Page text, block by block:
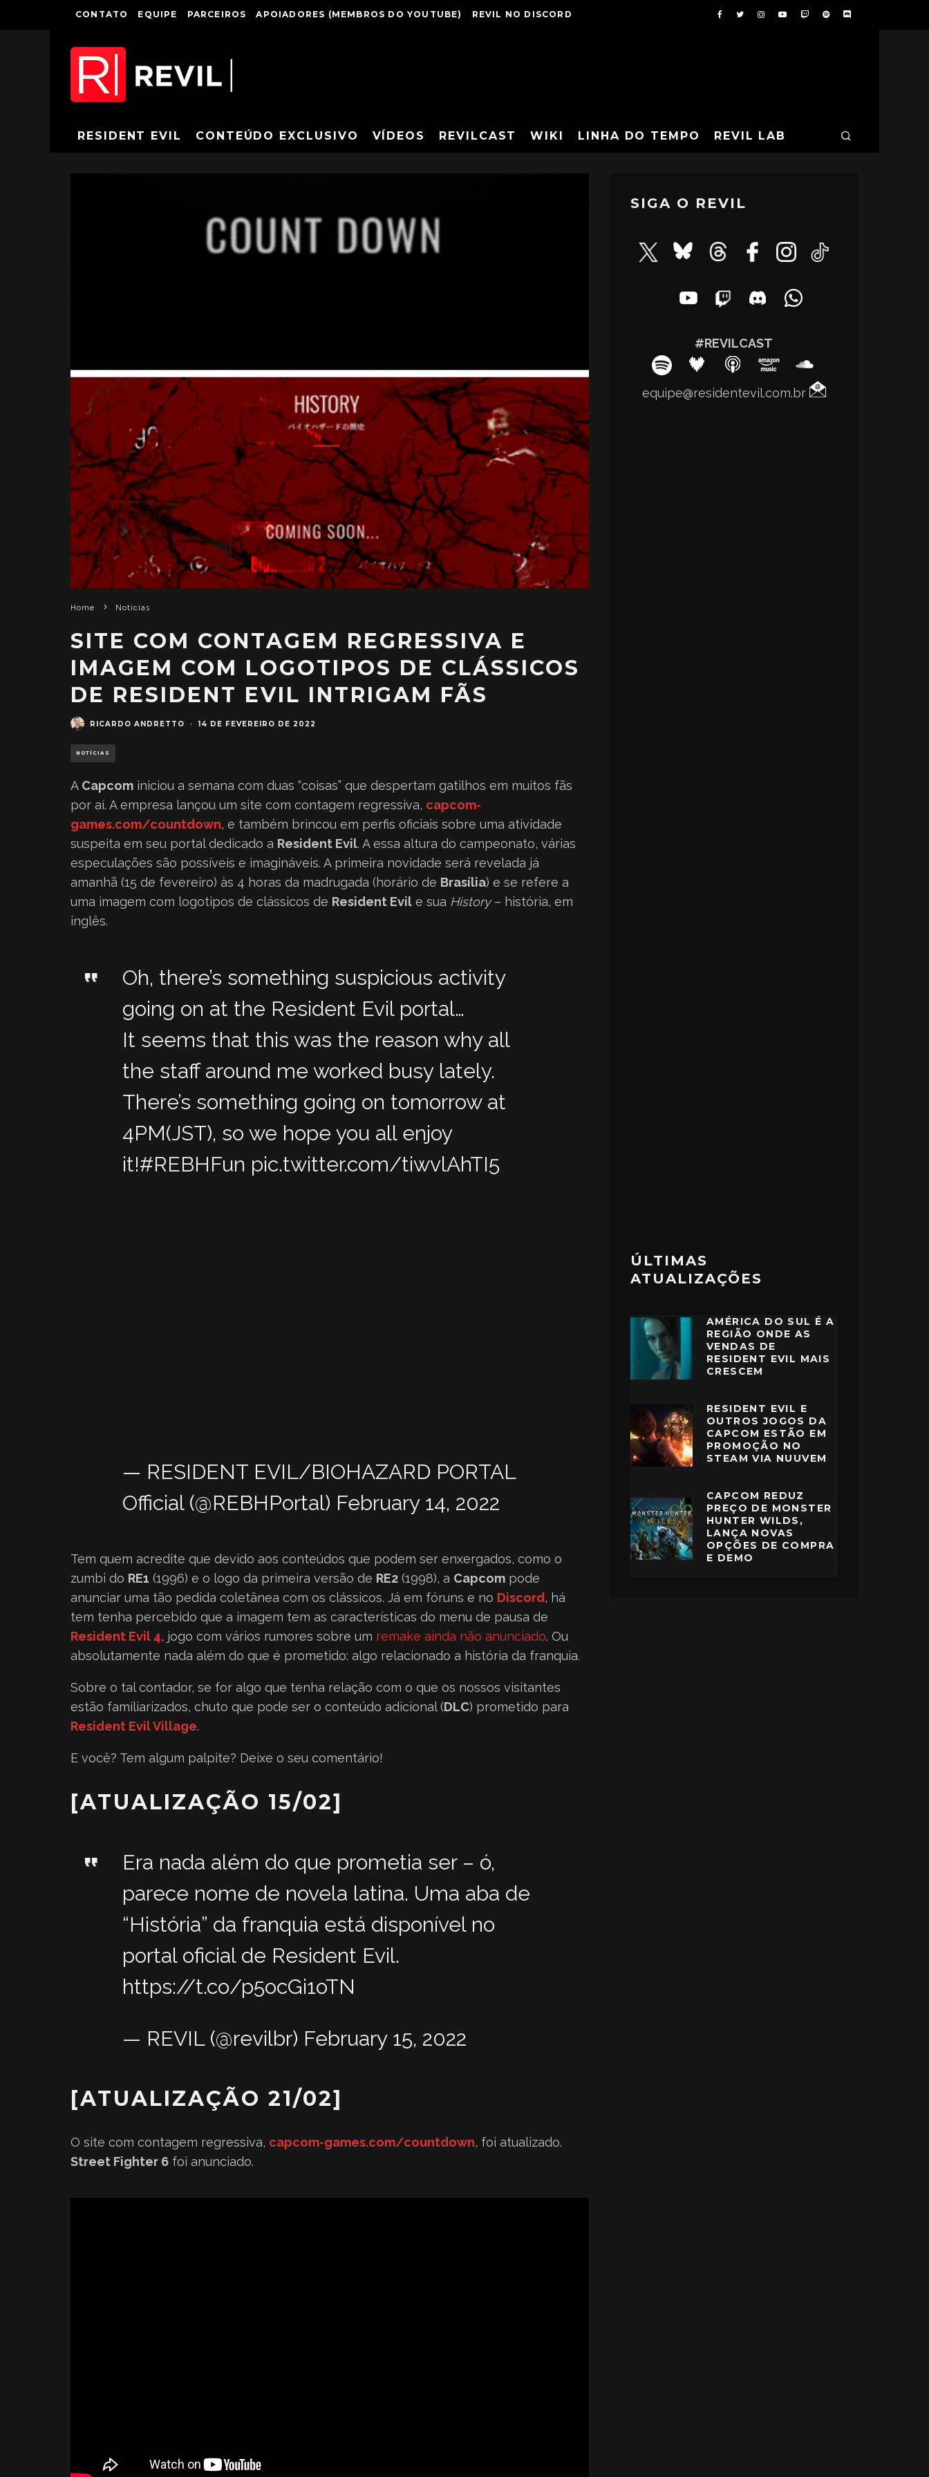
CONTATO EQUIPE PARCEIROS APOIADORES (MEMBROS DO YOUTUBE) REVIL NO DISCORD
RESIDENT EVIL CONTEÚDO EXCLUSIVO VÍDEOS REVILCAST WIKI LINHA DO TEMPO REVIL LAB
Home Notícias
SITE COM CONTAGEM REGRESSIVA E
IMAGEM COM LOGOTIPOS DE CLÁSSICOS
DE RESIDENT EVIL INTRIGAM FÃS
RICARDO ANDRETTO · 14 DE FEVEREIRO DE 2022
NOTÍCIAS
A Capcom iniciou a semana com duas “coisas” que despertam gatilhos em muitos fãs
por aí. A empresa lançou um site com contagem regressiva, capcom-
games.com/countdown, e também brincou em perfis oficiais sobre uma atividade
suspeita em seu portal dedicado a Resident Evil. A essa altura do campeonato, várias
especulações são possíveis e imagináveis. A primeira novidade será revelada já
amanhã (15 de fevereiro) às 4 horas da madrugada (horário de Brasília) e se refere a
uma imagem com logotipos de clássicos de Resident Evil e sua History– história, em
inglês.
Oh, there’s something suspicious activity
going on at the Resident Evil portal…
It seems that this was the reason why all
the staff around me worked busy lately.
There’s something going on tomorrow at
4PM(JST), so we hope you all enjoy
it!#REBHFun pic.twitter.com/tiwvlAhTI5
— RESIDENT EVIL/BIOHAZARD PORTAL
Official (@REBHPortal) February 14, 2022
Tem quem acredite que devido aos conteúdos que podem ser enxergados, como o
zumbi do RE1 (1996) e o logo da primeira versão de RE2 (1998), a Capcom pode
anunciar uma tão pedida coletânea com os clássicos. Já em fóruns e no Discord, há
tem tenha percebido que a imagem tem as características do menu de pausa de
Resident Evil 4, jogo com vários rumores sobre um remake ainda não anunciado. Ou
absolutamente nada além do que é prometido: algo relacionado a história da franquia.
Sobre o tal contador, se for algo que tenha relação com o que os nossos visitantes
estão familiarizados, chuto que pode ser o conteúdo adicional (DLC) prometido para
Resident Evil Village.
E você? Tem algum palpite? Deixe o seu comentário!
[ATUALIZAÇÃO 15/02]
Era nada além do que prometia ser – ó,
parece nome de novela latina. Uma aba de
“História” da franquia está disponível no
portal oficial de Resident Evil.
https://t.co/p5ocGi1oTN
— REVIL (@revilbr) February 15, 2022
[ATUALIZAÇÃO 21/02]
O site com contagem regressiva, capcom-games.com/countdown, foi atualizado.
Street Fighter 6 foi anunciado.
SIGA O REVIL
#REVILCAST
equipe@residentevil.com.br
ÚLTIMAS
ATUALIZAÇÕES
AMÉRICA DO SUL É A
REGIÃO ONDE AS
VENDAS DE
RESIDENT EVIL MAIS
CRESCEM
RESIDENT EVIL E
OUTROS JOGOS DA
CAPCOM ESTÃO EM
PROMOÇÃO NO
STEAM VIA NUUVEM
CAPCOM REDUZ
PREÇO DE MONSTER
HUNTER WILDS,
LANÇA NOVAS
OPÇÕES DE COMPRA
E DEMO